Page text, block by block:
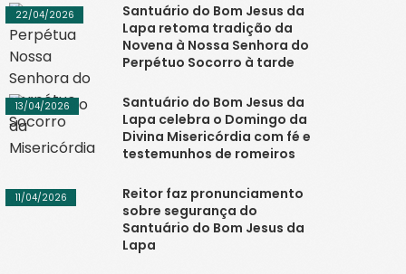
Santuário do Bom Jesus da
Lapa retoma tradição da
Novena à Nossa Senhora do
Perpétuo Socorro à tarde
22/04/2026
Santuário do Bom Jesus da
Lapa celebra o Domingo da
Divina Misericórdia com fé e
testemunhos de romeiros
13/04/2026
Reitor faz pronunciamento
sobre segurança do
Santuário do Bom Jesus da
Lapa
11/04/2026